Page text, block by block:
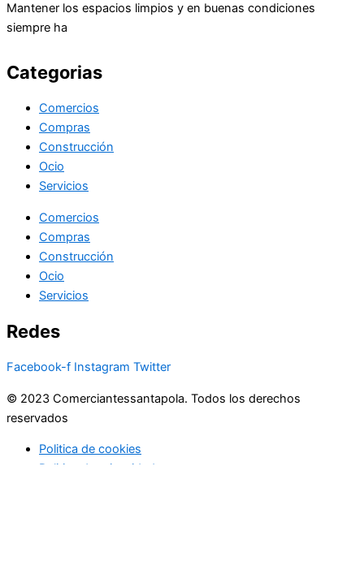
Mantener los espacios limpios y en buenas condiciones
siempre ha
Categorias
Comercios
Compras
Construcción
Ocio
Servicios
Comercios
Compras
Construcción
Ocio
Servicios
Redes
Facebook-f Instagram Twitter
© 2023 Comerciantessantapola. Todos los derechos
reservados
Politica de cookies
Politica de privacidad